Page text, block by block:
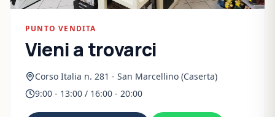
PUNTO VENDITA
Vieni a trovarci
Corso Italia n. 281 - San Marcellino (Caserta)
9:00 - 13:00 / 16:00 - 20:00